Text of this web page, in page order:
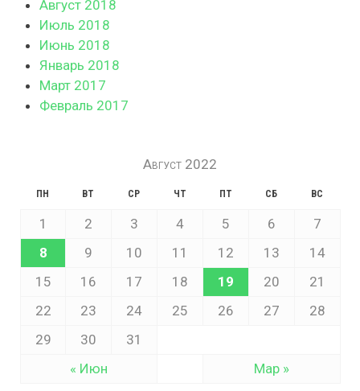
Август 2018
Июль 2018
Июнь 2018
Январь 2018
Март 2017
Февраль 2017
Август 2022
ПН ВТ СР ЧТ ПТ СБ ВС
« Июн Мар »
1 2 3 4 5 6
7
8
9 10 11 12 13
14
15
16 17 18 19 20
21
22
23 24 25 26 27
28
29
30 31